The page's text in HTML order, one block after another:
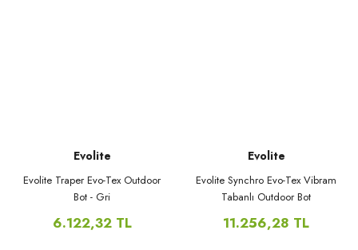
Evolite
Evolite Traper Evo-Tex Outdoor
Bot - Gri
6.122,32 TL
Evolite
Evolite Synchro Evo-Tex Vibram
Tabanlı Outdoor Bot
11.256,28 TL